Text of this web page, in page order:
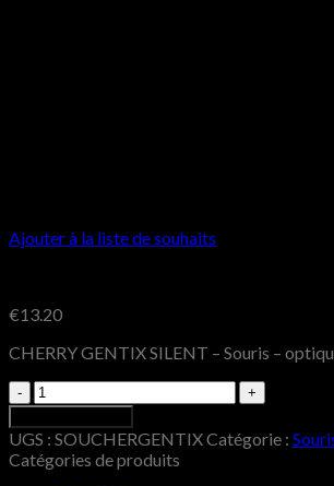
Ajouter à la liste de souhaits
€13.20
CHERRY GENTIX SILENT – Souris –
Quantité
UGS : SOUCHERGENTIXCatégorie :
Catégories de produits